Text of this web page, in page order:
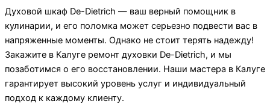
Духовой шкаф De-Dietrich — ваш верный помощник в
кулинарии, и его поломка может серьезно подвести вас в
напряженные моменты. Однако не стоит терять надежду!
Закажите в Калуге ремонт духовки De-Dietrich, и мы
позаботимся о его восстановлении. Наши мастера в Калуге
гарантирует высокий уровень услуг и индивидуальный
подход к каждому клиенту.